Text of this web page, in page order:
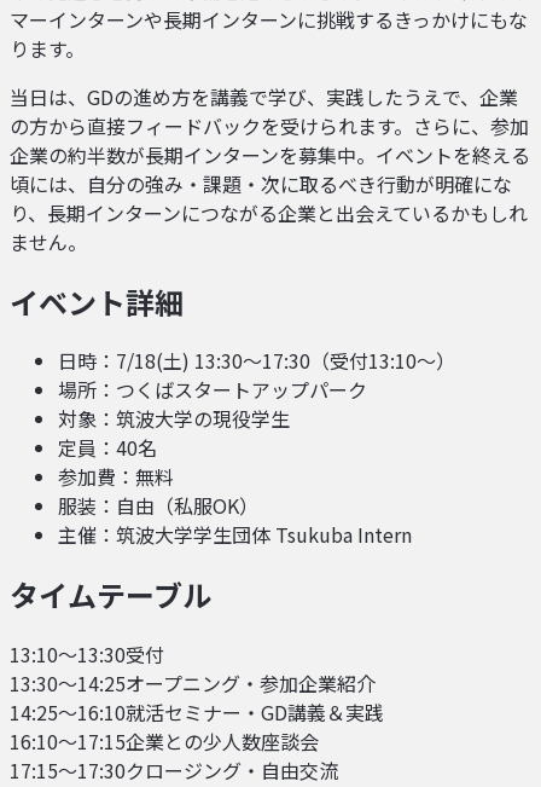
マーインターンや長期インターンに挑戦するきっかけにもな
ります。
当日は、GDの進め方を講義で学び、実践したうえで、企業
の方から直接フィードバックを受けられます。さらに、参加
企業の約半数が長期インターンを募集中。イベントを終える
頃には、自分の強み・課題・次に取るべき行動が明確にな
り、長期インターンにつながる企業と出会えているかもしれ
ません。
イベント詳細
日時：7/18(土) 13:30〜17:30（受付13:10〜）
場所：つくばスタートアップパーク
対象：筑波大学の現役学生
定員：40名
参加費：無料
服装：自由（私服OK）
主催：筑波大学学生団体 Tsukuba Intern
タイムテーブル
13:10〜13:30受付
13:30〜14:25オープニング・参加企業紹介
14:25〜16:10就活セミナー・GD講義＆実践
16:10〜17:15企業との少人数座談会
17:15〜17:30クロージング・自由交流